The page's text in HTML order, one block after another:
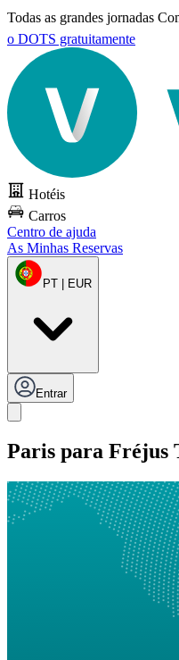
Todas as grandes jornadas
o DOTS gratuitamente
Hotéis
Carros
Centro de ajuda
As Minhas Reservas
PT | EUR
Entrar
Paris para Fréjus